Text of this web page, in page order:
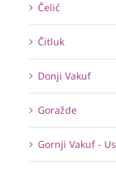
Čelić
Čitluk
Donji Vakuf
Goražde
Gornji Vakuf -